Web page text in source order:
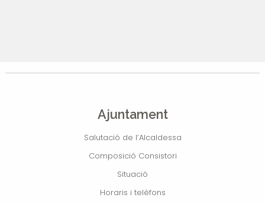
Ajuntament
Salutació de l’Alcaldessa
Composició Consistori
Situació
Horaris i telèfons